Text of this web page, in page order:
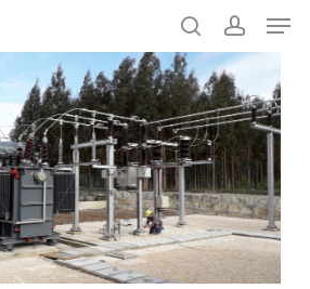
searchaccount